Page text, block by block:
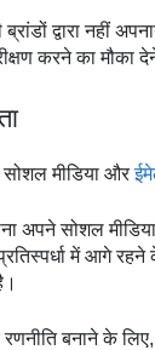
ब्रांडों द्वारा नहीं
करने का मौका
मीडिया और
अपने सोशल
में आगे
बनाने के